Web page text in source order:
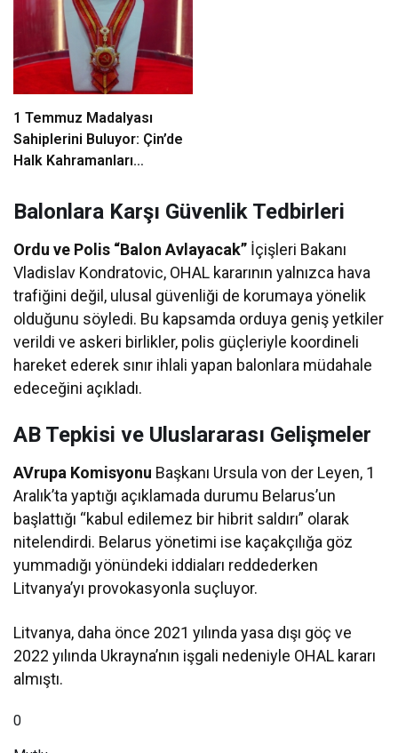
1 Temmuz Madalyası
Sahiplerini Buluyor: Çin’de
Halk Kahramanları
Balonlara Karşı Güvenlik Tedbirleri
Ordu ve Polis “Balon Avlayacak” İçişleri Bakanı
Vladislav Kondratovic, OHAL kararının yalnızca hava
trafiğini değil, ulusal güvenliği de korumaya yönelik
olduğunu söyledi. Bu kapsamda orduya geniş yetkiler
verildi ve askeri birlikler, polis güçleriyle koordineli
hareket ederek sınır ihlali yapan balonlara müdahale
edeceğini açıkladı.
AB Tepkisi ve Uluslararası Gelişmeler
AVrupa Komisyonu Başkanı Ursula von der Leyen, 1
Aralık’ta yaptığı açıklamada durumu Belarus’un
başlattığı “kabul edilemez bir hibrit saldırı” olarak
nitelendirdi. Belarus yönetimi ise kaçakçılığa göz
yummadığı yönündeki iddiaları reddederken
Litvanya’yı provokasyonla suçluyor.
Litvanya, daha önce 2021 yılında yasa dışı göç ve
2022 yılında Ukrayna’nın işgali nedeniyle OHAL kararı
almıştı.
0